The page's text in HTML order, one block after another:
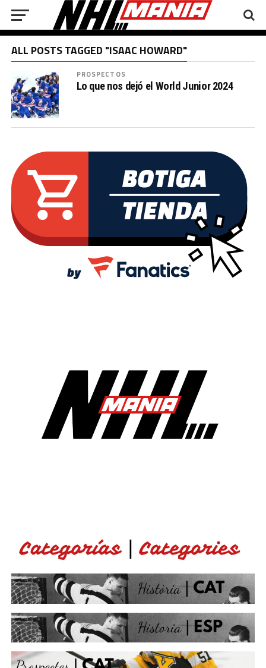
ALL POSTS TAGGED "ISAAC HOWARD"
PROSPECTOS
Lo que nos dejó el World Junior 2024